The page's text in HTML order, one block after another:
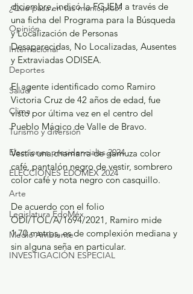
¿Qué pasa en tus municipios?
Opinión
Internacional
Deportes
Salud
Clima
Turismo y diversión
Elecciones presidenciales 2024
ELECCIONES EDOMEX 2024
Arte
Legislatura EdoMéx
Medio Ambiente
INVESTIGACIÓN ESPECIAL
diciembre, indicó la FGJEM a través de
una ficha del Programa para la Búsqueda
y Localización de Personas
Desaparecidas, No Localizadas, Ausentes
y Extraviadas ODISEA.
El agente identificado como Ramiro
Victoria Cruz de 42 años de edad, fue
visto por última vez en el centro del
Pueblo Mágico de Valle de Bravo.
Vestía una chamarra de gamuza color
café, pantalón negro de vestir, sombrero
color café y nota negro con casquillo.
De acuerdo con el folio
ODI/TOL/A/1694/2021, Ramiro mide
1.70 metros, es de complexión mediana y
sin alguna seña en particular.